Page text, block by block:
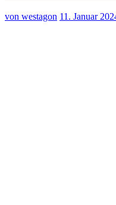
von westagon 11. Januar